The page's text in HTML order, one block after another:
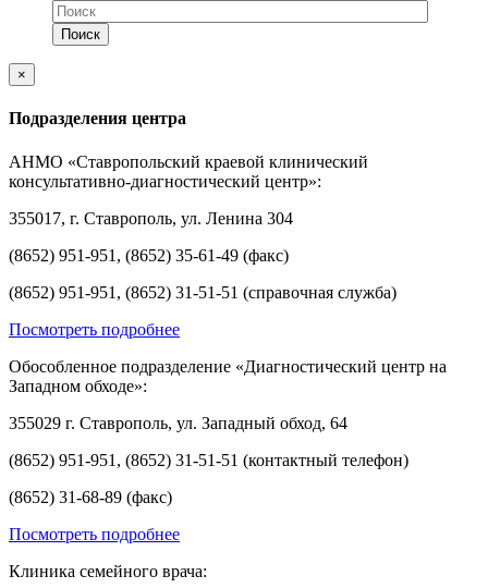
×
Подразделения центра
АНМО «Ставропольский краевой клинический
консультативно-диагностический центр»:
355017, г. Ставрополь, ул. Ленина 304
(8652) 951-951, (8652) 35-61-49 (факс)
(8652) 951-951, (8652) 31-51-51 (справочная служба)
Посмотреть подробнее
Обособленное подразделение «Диагностический центр на
Западном обходе»:
355029 г. Ставрополь, ул. Западный обход, 64
(8652) 951-951, (8652) 31-51-51 (контактный телефон)
(8652) 31-68-89 (факс)
Посмотреть подробнее
Клиника семейного врача: